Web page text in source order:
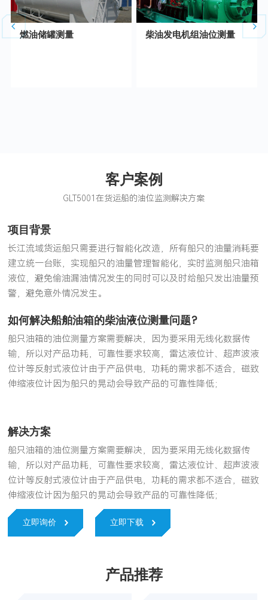
燃油储罐测量 柴油发电机组油位测量
客户案例
GLT5001在货运船的油位监测解决方案
项目背景
长江流域货运船只需要进行智能化改造，所有船只的油量消耗要
建立统一台账，实现船只的油量管理智能化，实时监测船只油箱
液位，避免偷油漏油情况发生的同时可以及时给船只发出油量预
警，避免意外情况发生。
如何解决船舶油箱的柴油液位测量问题?
船只油箱的油位测量方案需要解决，因为要采用无线化数据传
输，所以对产品功耗，可靠性要求较高，雷达液位计、超声波液
位计等反射式液位计由于产品供电，功耗的需求都不适合，磁致
伸缩液位计因为船只的晃动会导致产品的可靠性降低；
解决方案
船只油箱的油位测量方案需要解决，因为要采用无线化数据传
输，所以对产品功耗，可靠性要求较高，雷达液位计、超声波液
位计等反射式液位计由于产品供电，功耗的需求都不适合，磁致
伸缩液位计因为船只的晃动会导致产品的可靠性降低；
立即询价 立即下载
产品推荐